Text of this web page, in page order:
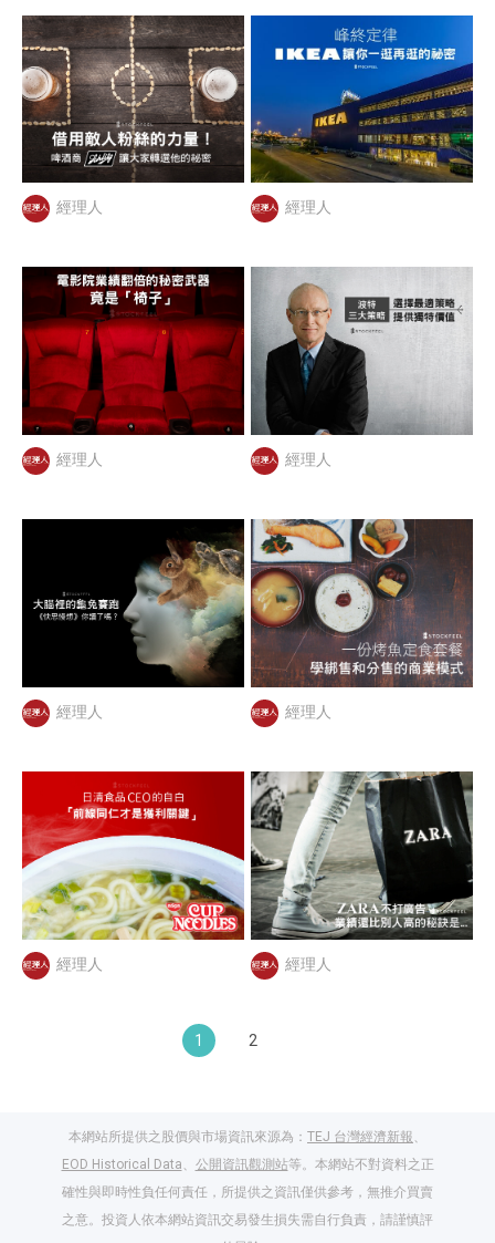
經理人 經理人
經理人 經理人
經理人 經理人
經理人 經理人
1 2
本網站所提供之股價與市場資訊來源為： TEJ 台灣經濟新報
EOD Historical Data
公開資訊觀測站等。本網站不對資料之正
確性與即時性負任何責任，所提供之資訊僅供參考，無推介買賣
之意。投資人依本網站資訊交易發生損失需自行負責，請謹慎評